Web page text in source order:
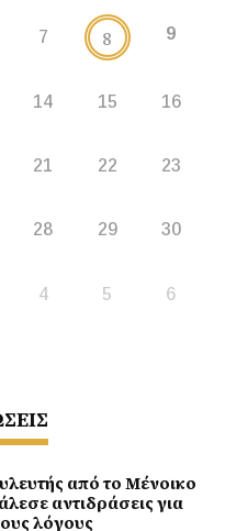
7 8 9
14 15 16
21 22 23
28 29 30
4 5 6
από το Μένοικο
αντιδράσεις για
λόγους